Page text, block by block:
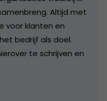
Altijd met
voor klanten en
bedrijf als doel.
te schrijven en